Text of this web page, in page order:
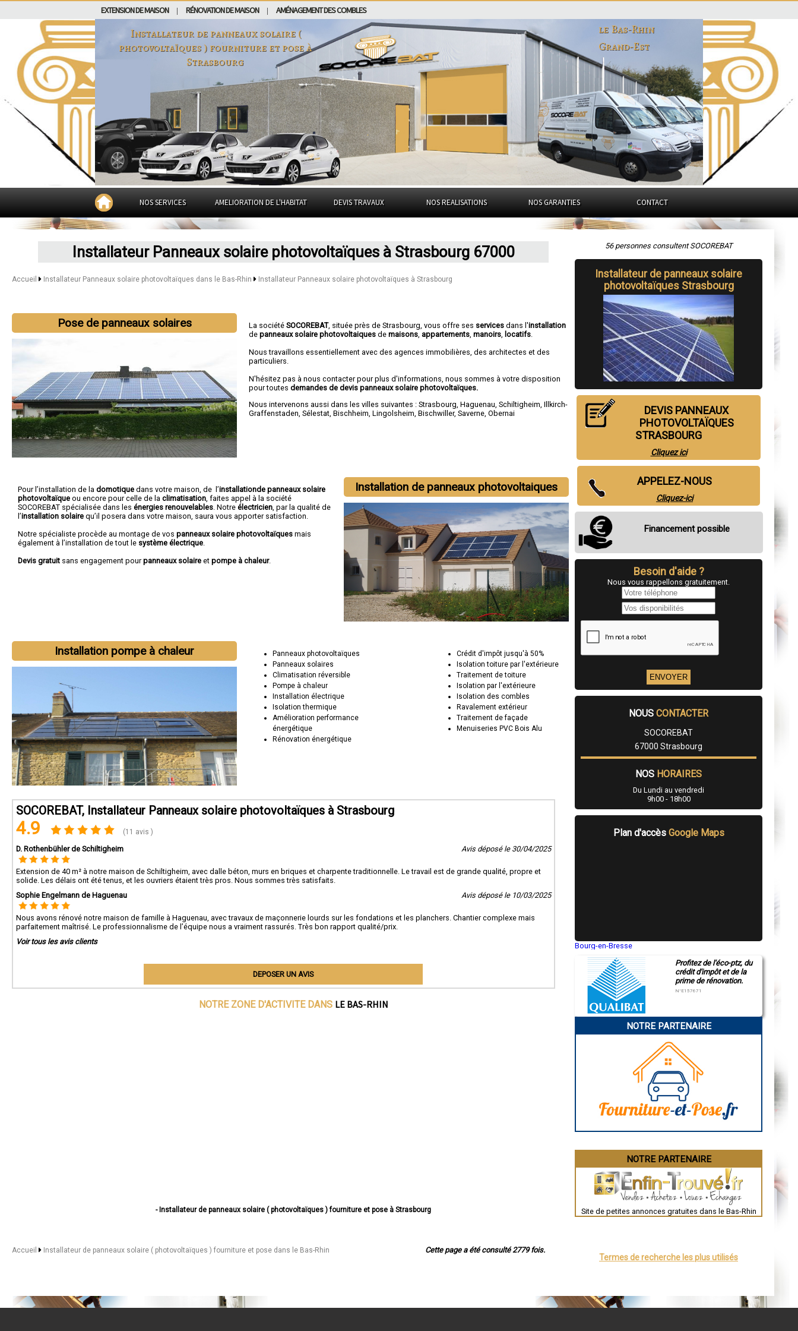
EXTENSION DE MAISON RÉNOVATION DE MAISON AMÉNAGEMENT DES COMBLES
Installateur de panneaux solaire (
photovoltaïques ) fourniture et pose à
Strasbourg
le Bas-Rhin
Grand-Est
NOS SERVICES AMELIORATION DE L'HABITAT DEVIS TRAVAUX NOS REALISATIONS NOS GARANTIES CONTACT
Installateur Panneaux solaire photovoltaïques à Strasbourg 67000
Accueil Installateur Panneaux solaire photovoltaïques dans le Bas-Rhin Installateur Panneaux solaire photovoltaïques à Strasbourg
Pose de panneaux solaires La sociétéSOCOREBAT, située près de Strasbourg, vous offre ses services dans l'installation
depanneaux solaire photovoltaiques demaisons appartements ,manoirs locatifs
Nous travaillons essentiellement avec des agences immobilières, des architectes et des
particuliers.
N'hésitez pas à nous contacter pour plus d'informations, nous sommes à votre disposition
pour toutesdemandes de devis panneaux solaire photovoltaïques.
Nous intervenons aussi dans les villes suivantes :Strasbourg ,Haguenau ,Schiltigheim ,Illkirch-
Graffenstaden ,Sélestat ,Bischheim ,Lingolsheim ,Bischwiller,Saverne ,Obernai
Installation de panneaux photovoltaiques
Pour l’installation de la domotique dans votre maison, de l’installationde panneaux solaire
photovoltaïque ou encore pour celle de la climatisation , faites appel à la société
SOCOREBAT spécialisée dans les énergies renouvelables . Notre électricien , par la qualité de
l’installation solaire qu’il posera dans votre maison, saura vous apporter satisfaction.
Notre spécialiste procède au montage de vos panneaux solaire photovoltaïques mais
également à l’installation de tout le système électrique
Devis gratuit sans engagement pourpanneaux solaire et pompe à chaleur.
Installation pompe à chaleur
Panneaux photovoltaïques
Panneaux solaires
Climatisation réversible
Pompe à chaleur
Installation électrique
Isolation thermique
Amélioration performance
énergétique
Rénovation énergétique
Crédit d'impôt jusqu'à 50%
Isolation toiture par l'extérieure
Traitement de toiture
Isolation par l'extérieure
Isolation des combles
Ravalement extérieur
Traitement de façade
Menuiseries PVC Bois Alu
SOCOREBAT, Installateur Panneaux solaire photovoltaïques à Strasbourg
4.9 (11 avis )
D. Rothenbühler de Schiltigheim Avis déposé le 30/04/2025
Extension de 40 m² à notre maison de Schiltigheim, avec dalle béton, murs en briques et charpente traditionnelle. Le travail est de grande qualité, propre et
solide. Les délais ont été tenus, et les ouvriers étaient très pros. Nous sommes très satisfaits.
Sophie Engelmann de Haguenau
Avis déposé le 10/03/2025
Nous avons rénové notre maison de famille à Haguenau, avec travaux de maçonnerie lourds sur les fondations et les planchers. Chantier complexe mais
parfaitement maîtrisé. Le professionnalisme de l’équipe nous a vraiment rassurés. Très bon rapport qualité/prix.
Voir tous les avis clients
DEPOSER UN AVIS
NOTRE ZONE D'ACTIVITE DANS LE BAS-RHIN
- Installateur de panneaux solaire ( photovoltaïques ) fourniture et pose à Strasbourg
- Installateur de panneaux solaire ( photovoltaïques ) fourniture et pose à Sélestat
- Installateur de panneaux solaire ( photovoltaïques ) fourniture et pose à Saverne
- Installateur de panneaux solaire ( photovoltaïques ) fourniture et pose à Obernai
Cette page a été consulté 2779 fois.
Accueil Installateur de panneaux solaire ( photovoltaïques ) fourniture et pose dans le Bas-Rhin
56 personnes consultent SOCOREBAT
Installateur de panneaux solaire
photovoltaïques Strasbourg
DEVIS PANNEAUX
PHOTOVOLTAÏQUES
STRASBOURG
Cliquez ici
APPELEZ-NOUS
Cliquez-ici
Financement possible
Besoin d'aide ?
Nous vous rappellons gratuitement.
NOUS CONTACTER
SOCOREBAT
67000 Strasbourg
NOS HORAIRES
Du Lundi au vendredi
9h00 - 18h00
Plan d'accès Google Maps
Bourg-en-Bresse
Montluçon
Manosque
Gap
Charleville-Mézières
Pamiers
Narbonne
Brive-la-Gaillarde
Guéret
Besançon
Évreux
Chartres
Nîmes
Auch
Saint-Étienne
Profitez de l'éco-ptz, du
crédit d'impôt et de la
prime de rénovation.
N°E157671
NOTRE PARTENAIRE
NOTRE PARTENAIRE
Site de petites annonces gratuites dans le Bas-Rhin
Termes de recherche les plus utilisés